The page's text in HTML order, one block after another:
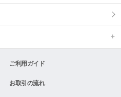
ご利用ガイド
お取引の流れ